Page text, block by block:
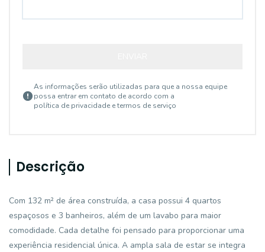
As informações serão utilizadas para que a nossa equipe
possa entrar em contato de acordo com a
política de privacidade e termos de serviço
Descrição
Com 132 m² de área construída, a casa possui 4 quartos
espaçosos e 3 banheiros, além de um lavabo para maior
comodidade. Cada detalhe foi pensado para proporcionar uma
experiência residencial única. A ampla sala de estar se integra